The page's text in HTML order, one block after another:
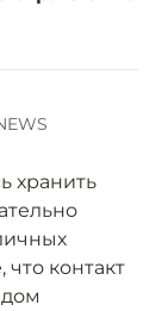
хранить
контакт